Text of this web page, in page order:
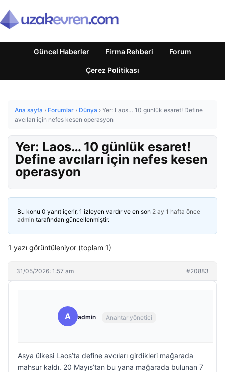
Güncel Haberler Firma Rehberi Forum
Çerez Politikası
Ana sayfa › Forumlar › Dünya › Yer: Laos… 10 günlük esaret! Define
avcıları için nefes kesen operasyon
Yer: Laos… 10 günlük esaret!
Define avcıları için nefes kesen
operasyon
Bu konu 0 yanıt içerir, 1 izleyen vardır ve en son 2 ay 1 hafta önce
admin tarafından güncellenmiştir.
1 yazı görüntüleniyor (toplam 1)
31/05/2026: 1:57 am #20883
A admin Anahtar yönetici
Asya ülkesi Laos’ta define avcıları girdikleri mağarada
mahsur kaldı. 20 Mayıs’tan bu yana mağarada bulunan 7